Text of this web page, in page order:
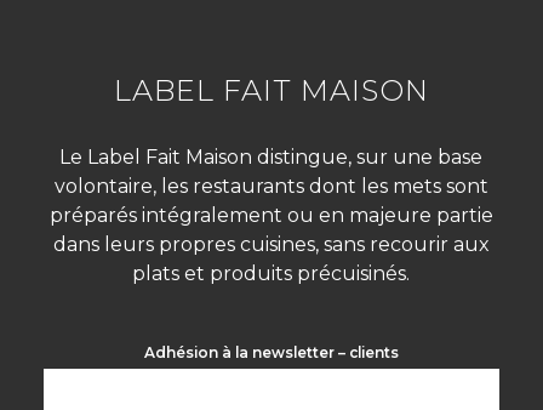
LABEL FAIT MAISON
Le Label Fait Maison distingue, sur une base
volontaire, les restaurants dont les mets sont
préparés intégralement ou en majeure partie
dans leurs propres cuisines, sans recourir aux
plats et produits précuisinés.
Adhésion à la newsletter – clients